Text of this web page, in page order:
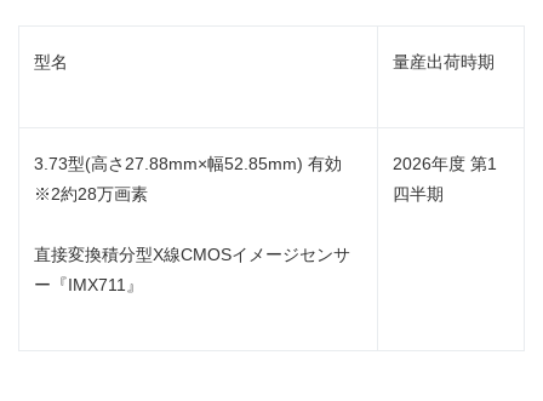
型名 量産出荷時期
3.73型(高さ27.88mm×幅52.85mm) 有効
※2約28万画素
直接変換積分型X線CMOSイメージセンサ
ー『IMX711』
2026年度 第1
四半期